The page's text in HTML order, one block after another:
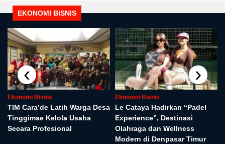
EKONOMI BISNIS
Ekonomi Bisnis
TIM Cara’de Latih Warga Desa
Tinggimae Kelola Usaha
Secara Profesional
Ekonomi Bisnis
Le Cataya Hadirkan “Padel
Experience”, Destinasi
Olahraga dan Wellness
Modern di Denpasar Timur
‹ ›